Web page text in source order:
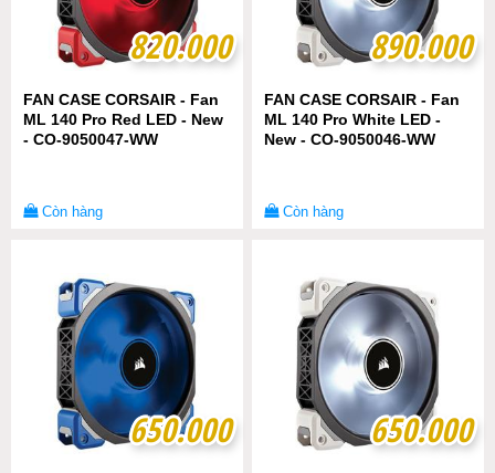
820.000
820.000
FAN CASE CORSAIR - Fan
ML 140 Pro Red LED - New
- CO-9050047-WW
Còn hàng
890.000
890.000
FAN CASE CORSAIR - Fan
ML 140 Pro White LED -
New - CO-9050046-WW
Còn hàng
650.000
650.000 650.000
650.000